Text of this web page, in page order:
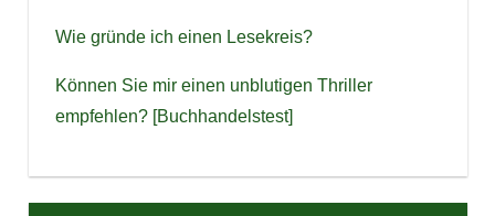
Wie gründe ich einen Lesekreis?
Können Sie mir einen unblutigen Thriller
empfehlen? [Buchhandelstest]